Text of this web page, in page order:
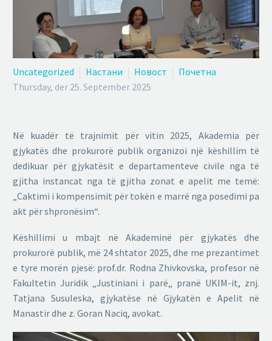
Uncategorized Настани Новост
Почетна
Thursday, der 25. September 2025
Në kuadër të trajnimit për vitin 2025, Akademia për
gjykatës dhe prokurorë publik organizoi një këshillim të
dedikuar për gjykatësit e departamenteve civile nga të
gjitha instancat nga të gjitha zonat e apelit me temë:
„Caktimi i kompensimit për tokën e marrë nga posedimi pa
akt për shpronësim“.
Këshillimi u mbajt në Akademinë për gjykatës dhe
prokurorë publik, më 24 shtator 2025, dhe me prezantimet
e tyre morën pjesë: prof.dr. Rodna Zhivkovska, profesor në
Fakultetin Juridik „Justiniani i parë„ pranë UKIM-it, znj.
Tatjana Susuleska, gjykatëse në Gjykatën e Apelit në
Manastir dhe z. Goran Naciq, avokat.